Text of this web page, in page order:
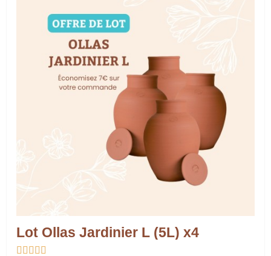
Lot Ollas Jardinier L (5L) x4
    